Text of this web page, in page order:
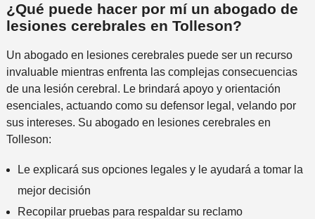
¿Qué puede hacer por mí un abogado de
lesiones cerebrales en Tolleson?
Un abogado en lesiones cerebrales puede ser un recurso
invaluable mientras enfrenta las complejas consecuencias
de una lesión cerebral. Le brindará apoyo y orientación
esenciales, actuando como su defensor legal, velando por
sus intereses. Su abogado en lesiones cerebrales en
Tolleson:
Le explicará sus opciones legales y le ayudará a tomar la
mejor decisión
Recopilar pruebas para respaldar su reclamo